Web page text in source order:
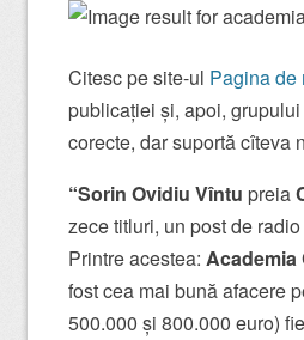
Citesc pe site-ul Pagina de
publicației și, apoi,
corecte, dar suportă cîteva
“Sorin Ovidiu Vîntu preia
zece titluri, un post de
Printre acestea: Academia
fost cea mai bună afacere
500.000 și 800.000 euro)